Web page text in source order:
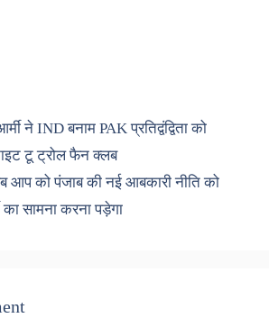
ने IND बनाम PAK प्रतिद्वंद्विता को
टू ट्रोल फैन क्लब
आप को पंजाब की नई आबकारी नीति को
का सामना करना पड़ेगा